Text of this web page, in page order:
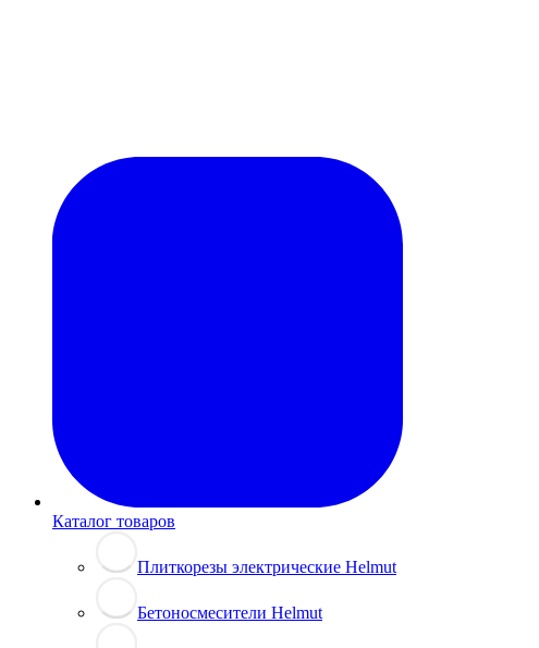
Каталог товаров
Плиткорезы электрические Helmut
Бетоносмесители Helmut